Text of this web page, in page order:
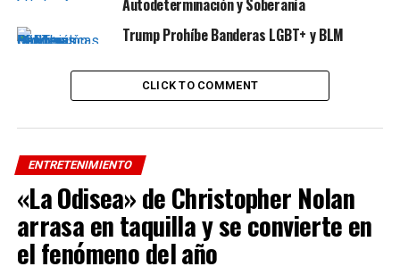
David Hasselhoff
David Hasselhoff no ha dejado de trabajar, aunque
viendo que le rentaba, optó por convertirse en un
caricato de sí mismo, abrazando al personaje por
gente le sigue adorando. ‘Bob Esponja: La película’,
‘Sharknado’ o ‘Anaconda’ son algunos de los títulos en
los que ha participado desde el fin de la serie.
ADVERTISEMENT
Casey Jean ‘CJ’ Parker
Autodeterminación y Soberanía
Trump Prohíbe Banderas LGBT+ y BLM
CLICK TO COMMENT
ENTRETENIMIENTO
«La Odisea» de Christopher Nolan
arrasa en taquilla y se convierte en
el fenómeno del año